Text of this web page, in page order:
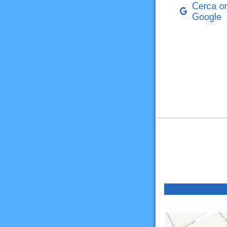
Cerca
Google